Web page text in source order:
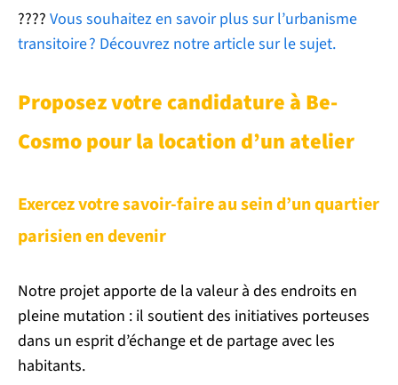
???? Vous souhaitez en savoir plus sur l’urbanisme
transitoire ? Découvrez notre article sur le sujet.
Proposez votre candidature à Be-
Cosmo pour la location d’un atelier
Exercez votre savoir-faire au sein d’un quartier
parisien en devenir
Notre projet apporte de la valeur à des endroits en
pleine mutation : il soutient des initiatives porteuses
dans un esprit d’échange et de partage avec les
habitants.